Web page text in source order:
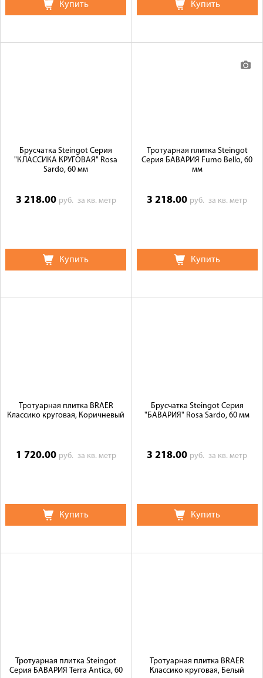
Купить Купить
Брусчатка Steingot Серия
"КЛАССИКА КРУГОВАЯ" Rosa
Sardo, 60 мм
3 218.00 руб. за кв. метр
Купить
Тротуарная плитка Steingot
Серия БАВАРИЯ Fumo Bello, 60
мм
3 218.00 руб.за кв. метр
Купить
Тротуарная плитка BRAER
Классико круговая, Коричневый
1 720.00 руб. за кв. метр
Купить
Брусчатка Steingot Серия
"БАВАРИЯ" Rosa Sardo, 60 мм
3 218.00 руб.за кв. метр
Купить
Тротуарная плитка Steingot
Серия БАВАРИЯ Terra Antica, 60
Тротуарная плитка BRAER
Классико круговая, Белый